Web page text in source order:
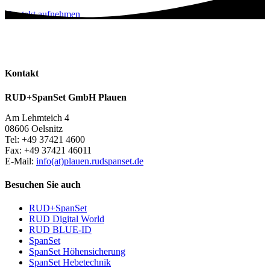
Kontakt aufnehmen
Kontakt
RUD+SpanSet GmbH Plauen
Am Lehmteich 4
08606 Oelsnitz
Tel: +49 37421 4600
Fax: +49 37421 46011
E-Mail: info(at)plauen.rudspanset.de
Besuchen Sie auch
RUD+SpanSet
RUD Digital World
RUD BLUE-ID
SpanSet
SpanSet Höhensicherung
SpanSet Hebetechnik